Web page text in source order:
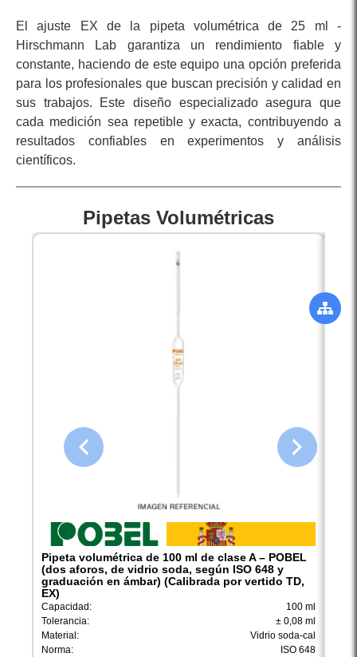
El ajuste EX de la pipeta volumétrica de 25 ml -
Hirschmann Lab garantiza un rendimiento fiable y
constante, haciendo de este equipo una opción preferida
para los profesionales que buscan precisión y calidad en
sus trabajos. Este diseño especializado asegura que
cada medición sea repetible y exacta, contribuyendo a
resultados confiables en experimentos y análisis
científicos.
Pipetas Volumétricas
Pipeta volumétrica de 100 ml de clase A – POBEL
(dos aforos, de vidrio soda, según ISO 648 y
graduación en ámbar) (Calibrada por vertido TD,
EX)
Capacidad:
100 ml
Tolerancia:
± 0,08 ml
Material:
Vidrio soda-cal
Norma:
ISO 648